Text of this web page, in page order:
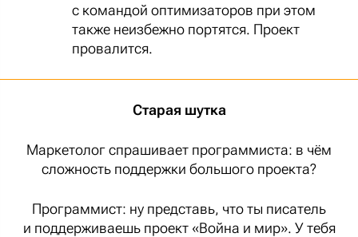
с командой оптимизаторов при этом
также неизбежно портятся. Проект
провалится.
Старая шутка
Маркетолог спрашивает программиста: в чём
сложность поддержки большого проекта?
Программист: ну представь, что ты писатель
и поддерживаешь проект «Война и мир». У тебя